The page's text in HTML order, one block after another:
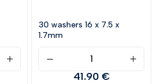
30 washers 16 x 7.5 x
1.7mm
41.90 €